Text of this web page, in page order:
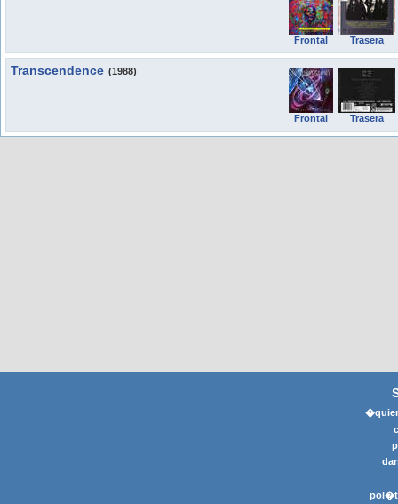
Frontal Trasera
Transcendence (1988)
Frontal Trasera